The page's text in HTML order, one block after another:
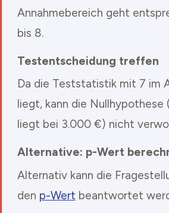
Annahmebereich geht
bis 8.
Testentscheidung treffen
Da die Teststatistik mit 7 im
liegt, kann die Nullhypothese
liegt bei 3.000 €) nicht
Alternative: p-Wert
Alternativ kann die
den p-Wert beantwortet